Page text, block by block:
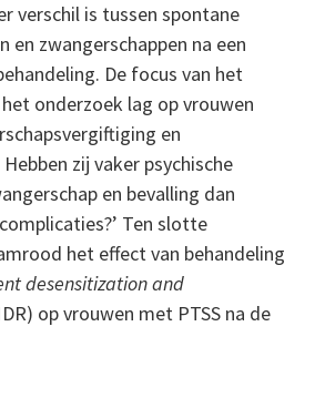
verschil is tussen spontane
en zwangerschappen na een
De focus van het
onderzoek lag op vrouwen
en
zij vaker psychische
en bevalling dan
Ten slotte
het effect van behandeling
desensitization and
op vrouwen met PTSS na de